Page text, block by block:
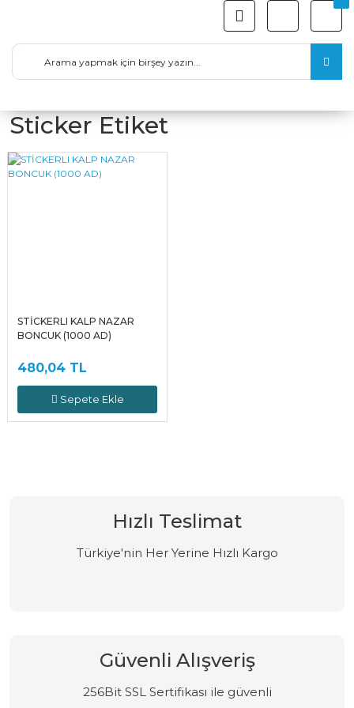
Sticker Etiket
STİCKERLI KALP NAZAR
BONCUK (1000 AD)
480,04 TL
Sepete Ekle
Hızlı Teslimat
Türkiye'nin Her Yerine Hızlı Kargo
Güvenli Alışveriş
256Bit SSL Sertifikası ile güvenli